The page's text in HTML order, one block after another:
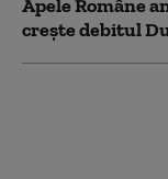
Apele Române
crește debitul